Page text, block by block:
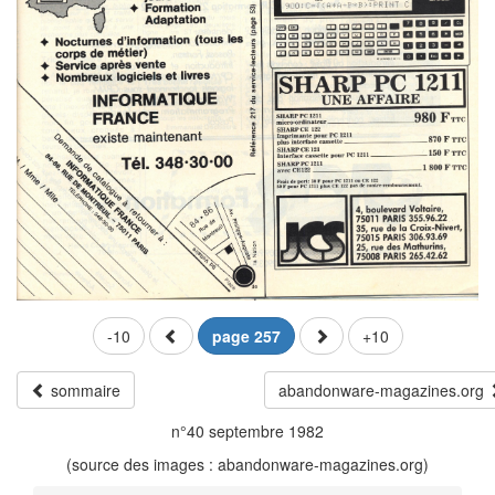
-10 page 257 +10
sommaire
abandonware-magazines.org
n°40 septembre 1982
(source des images : abandonware-magazines.org)